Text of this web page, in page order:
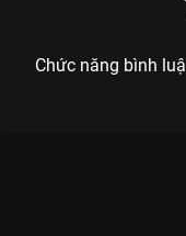
Chức năng bình